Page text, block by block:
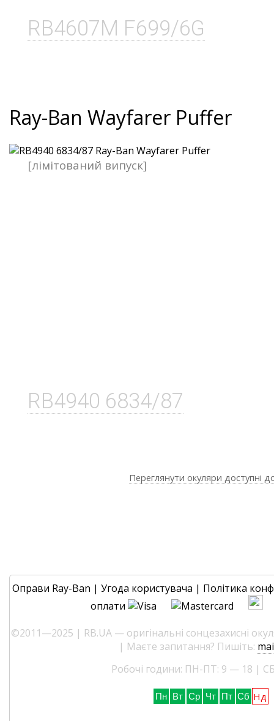
RB4607M F699/6G
Ray-Ban Wayfarer Puffer
RB4940 6834/87
[лімітований випуск]
Переглянути окуляри доступні
Оправи Ray-Ban | Угода користувача | Політика
оплати
©2011—2025 | RB.UA — оригінальні сонцезахисні
| Маєте запитання? Пишіть:
Робочі години: ПН-ПТ: 9 — 18 |
Пн Вт Ср Чт Пт Сб Нд